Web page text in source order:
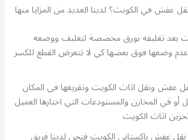
عفش في الكويت؟ لدينا العديد من المزايا منها
بعد تغليفه بورق مخصصة لتغليف ووضعه
وضعها فوق بعضها كي لا تتعرض القطع للكسر
عفش ونقل اثاث الكويت وتفريغها في المكان
أو في المخازن والمستودعات التي اختارها العميل
اثاث الكويت